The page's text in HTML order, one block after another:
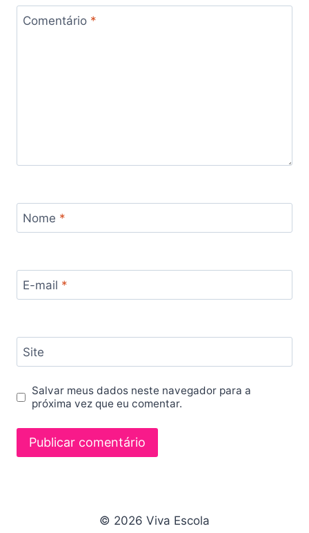
Comentário *
Nome *
E-mail *
Site
Salvar meus dados neste navegador para a
próxima vez que eu comentar.
© 2026 Viva Escola